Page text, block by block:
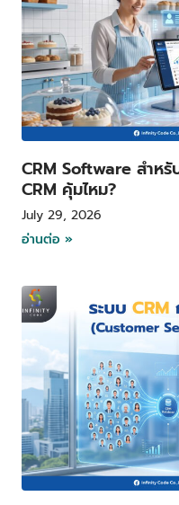
CRM Software สำหรั
CRM คุ้มไหม?
July 29, 2026
อ่านต่อ »